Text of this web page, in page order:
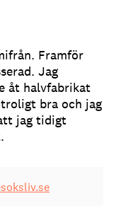
Framför
Jag
åt halvfabrikat
bra och jag
jag tidigt